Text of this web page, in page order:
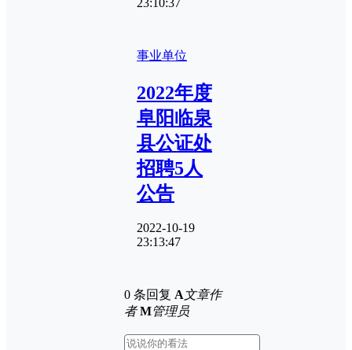
事业单位
2022年度
阜阳临泉
县公证处
招聘5人
公告
2022-10-19
23:13:47
0 条回复 A文章作
者 M管理员